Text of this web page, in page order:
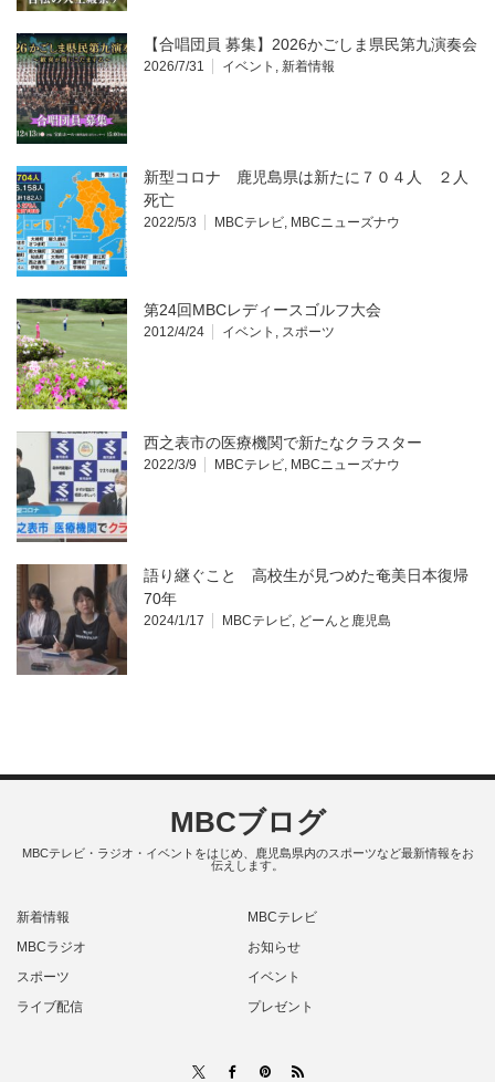
【合唱団員 募集】2026かごしま県民第九演奏会
2026/7/31 イベント 新着情報
新型コロナ 鹿児島県は新たに７０４人 ２人
死亡
2022/5/3 MBCテレビ MBCニューズナウ
第24回MBCレディースゴルフ大会
2012/4/24 イベント スポーツ
西之表市の医療機関で新たなクラスター
2022/3/9 MBCテレビ MBCニューズナウ
語り継ぐこと 高校生が見つめた奄美日本復帰
70年
2024/1/17 MBCテレビ どーんと鹿児島
MBCブログ
MBCテレビ・ラジオ・イベントをはじめ、鹿児島県内のスポーツなど最新情報をお
伝えします。
新着情報
MBCテレビ
MBCラジオ
お知らせ
スポーツ
イベント
ライブ配信
プレゼント
FacebookPinterest
RSS